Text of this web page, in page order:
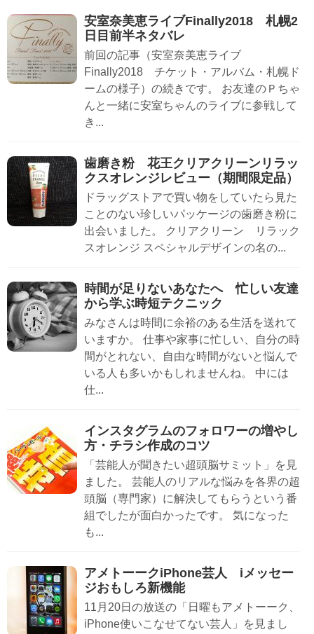
安室奈美恵ライブFinally2018 札幌2
日目前半ネタバレ
前回の記事（安室奈美恵ライブ
Finally2018 チケット・アルバム・札幌ド
ームの様子）の続きです。 お友達のＰちゃ
んと一緒に安室ちゃんのライブに参戦して
き...
歯磨き粉 花王クリアクリーンリラッ
クスオレンジレビュー（期間限定品）
ドラッグストアで買い物をしていたら見た
ことのない珍しいパッケージの歯磨き粉に
出会いました。 クリアクリーン リラック
スオレンジ スペシャルデザインの名の...
時間が足りないあなたへ 忙しい友達
から学ぶ時短テクニック
みなさんは時間に余裕のある生活を送れて
いますか。 仕事や家事に忙しい、自分の時
間がとれない、自由な時間がないと悩んで
いる人も多いかもしれませんね。 中には
仕...
インスタグラムのフォロワーの増やし
方・チラシ作成のコツ
「芸能人が聞きたい超頭脳サミット」を見
ました。 芸能人のリアルな悩みを各界の超
頭脳（専門家）に解決してもらうという番
組でしたが面白かったです。 気になった
も...
アメトーークiPhone芸人 iメッセー
ジおもしろ新機能
11月20日の放送の「日曜もアメトーーク、
iPhone使いこなせてない芸人」を見まし